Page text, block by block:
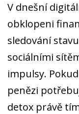
V dnešní
obklopeni
sledování
sociálními
impulsy.
penězi
detox právě